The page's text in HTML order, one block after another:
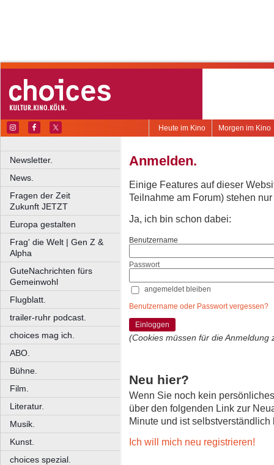
Morgen im Kino
Heute im Kino
Newsletter.
News.
Fragen der Zeit
Zukunft JETZT
Europa gestalten
Frag' die Welt | Gen Z &
Alpha
GuteNachrichten fürs
Gemeinwohl
Flugblatt.
trailer-ruhr podcast.
choices mag ich.
ABO.
Bühne.
Film.
Literatur.
Musik.
Kunst.
choices spezial.
Anmelden.
Einige Features auf dieser
Teilnahme am Forum) stehen
Ja, ich bin schon dabei:
Benutzername
Passwort
angemeldet bleiben
Benutzername oder Passwort vergessen?
Einloggen
(Cookies müssen für die Anmeldung
Neu hier?
Wenn Sie noch kein
über den folgenden Link zur
Minute und ist selbstverständlich
Ich will mich neu registrieren!